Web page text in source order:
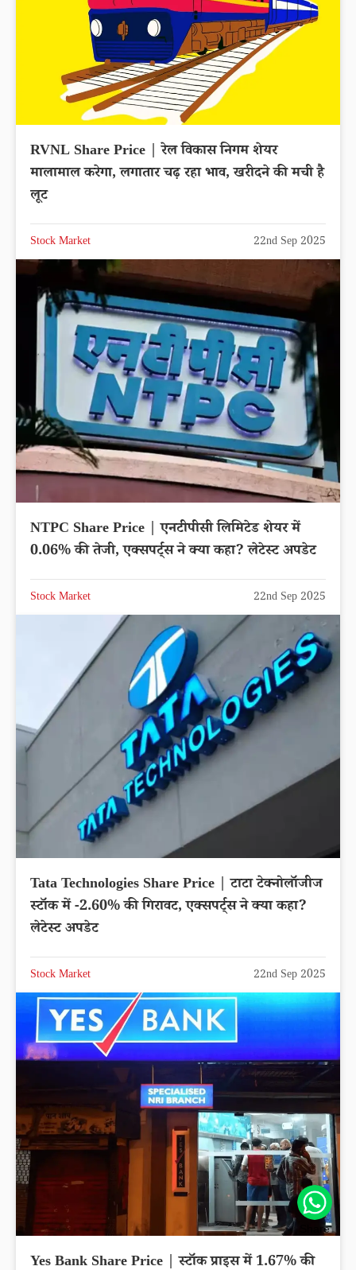
RVNL Share Price | रेल विकास निगम शेयर
मालामाल करेगा, लगातार चढ़ रहा भाव, खरीदने की मची है
लूट
Stock Market 22nd Sep 2025
NTPC Share Price | एनटीपीसी लिमिटेड शेयर में
0.06% की तेजी, एक्सपर्ट्स ने क्या कहा? लेटेस्ट अपडेट
Stock Market 22nd Sep 2025
Tata Technologies Share Price | टाटा टेक्नोलॉजीज
स्टॉक में -2.60% की गिरावट, एक्सपर्ट्स ने क्या कहा?
लेटेस्ट अपडेट
Stock Market 22nd Sep 2025
Yes Bank Share Price | स्टॉक प्राइस में 1.67% की
Share